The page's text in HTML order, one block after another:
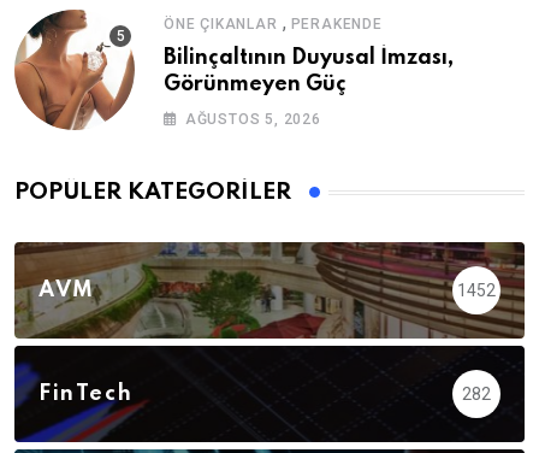
ÖNE ÇIKANLAR , PERAKENDE
Bilinçaltının Duyusal İmzası,
Görünmeyen Güç
AĞUSTOS 5, 2026
POPÜLER KATEGORILER
AVM 1452
FinTech 282